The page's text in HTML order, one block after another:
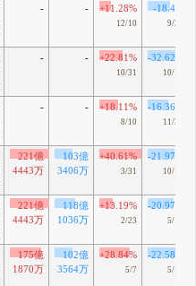
- - +11.28%
12/10
-18.4%
9/21
- - +22.81%
10/31
-32.62%
10/16
- - +18.11%
8/10
-16.36%
11/30
221億
4443万
103億
3406万
+40.61%
3/31
-21.97%
10/13
221億
4443万
118億
1036万
+13.19%
2/23
-20.97%
5/16
175億
1870万
102億
3564万
+28.84%
5/7
-22.58%
5/17